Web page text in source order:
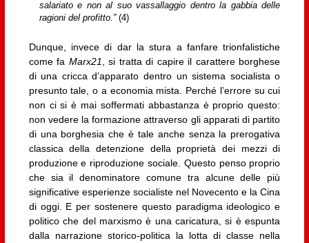
salariato e non al suo vassallaggio dentro la gabbia delle
ragioni del profitto.” (4)
Dunque, invece di dar la stura a fanfare trionfalistiche
come fa Marx21
, si tratta di capire il carattere borghese
di una cricca d’apparato dentro un sistema socialista o
presunto tale, o a economia mista. Perché l’errore su cui
non ci si è mai soffermati abbastanza è proprio questo:
non vedere la formazione attraverso gli apparati di partito
di una borghesia che è tale anche senza la prerogativa
classica della detenzione della proprietà dei mezzi di
produzione e riproduzione sociale. Questo penso proprio
che sia il denominatore comune tra alcune delle più
significative esperienze socialiste nel Novecento e la Cina
di oggi. E per sostenere questo paradigma ideologico e
politico che del marxismo è una caricatura, si è espunta
dalla narrazione storico-politica la lotta di classe nella